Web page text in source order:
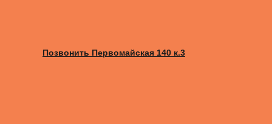
Позвонить Первомайская 140 к.3